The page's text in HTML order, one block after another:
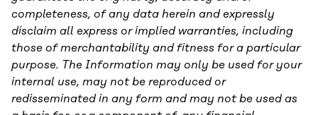
completeness, of any data herein and expressly
disclaim all express or implied warranties, including
those of merchantability and fitness for a particular
purpose. The Information may only be used for your
internal use, may not be reproduced or
redisseminated in any form and may not be used as